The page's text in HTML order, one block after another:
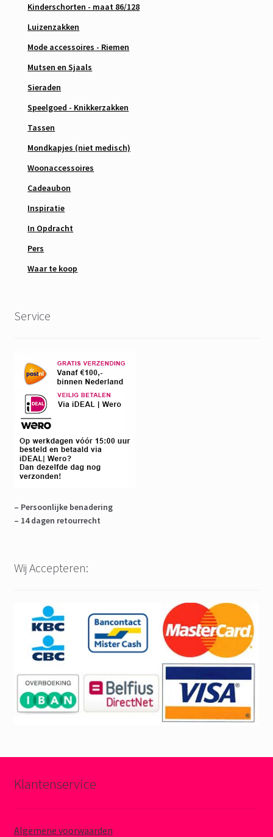
Kinderschorten - maat 86/128
Luizenzakken
Mode accessoires - Riemen
Mutsen en Sjaals
Sieraden
Speelgoed - Knikkerzakken
Tassen
Mondkapjes (niet medisch)
Woonaccessoires
Cadeaubon
Inspiratie
In Opdracht
Pers
Waar te koop
Service
– Persoonlijke benadering
– 14 dagen retourrecht
Wij Accepteren:
Klantenservice
Algemene voorwaarden